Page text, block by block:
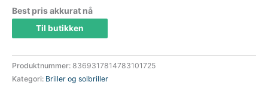
Best pris akkurat nå
Til butikken
Produktnummer: 8369317814783101725
Kategori: Briller og solbriller